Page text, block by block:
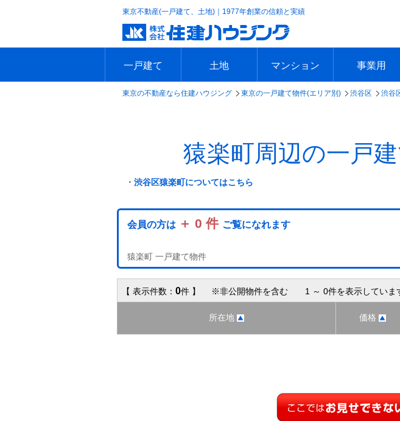
東京不動産(一戸建て、土地)｜1977年創業の信頼と実績
一戸建て
エリアで探す
沿線で探す
新築一戸建て
中古一戸建て
本日の新着物件
今週の新着物件
土地
エリアで探す
沿線で探す
本日の新着物件
今週の新着物件
マンション
エリアで探す
沿線で探す
本日の新着物件
今週の新着物件
事業用
エリアで探
沿線で探す
本日の新着
今週の新着
東京の不動産なら住建ハウジング 東京の一戸建て物件(エリア別) 渋谷区 渋谷
猿楽町周辺の一戸
・ 渋谷区猿楽町についてはこちら
会員の方は ＋ 0 件 ご覧になれます
猿楽町 一戸建て物件
【 表示件数： 0件 】 ※非公開物件を含む 1 ～ 0件を表示していま
所在地 価格